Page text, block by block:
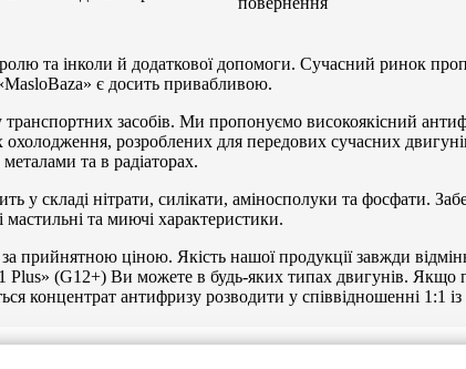
та інколи й додаткової допомоги. Сучасний ринок
є досить привабливою.
транспортних засобів. Ми пропонуємо високоякісний
розроблених для передових сучасних
та в радіаторах.
у складі нітрати, силікати, аміносполуки та фосфати.
та миючі характеристики.
прийнятною ціною. Якість нашої продукції завжди
(G12+) Ви можете в будь-яких типах двигунів. Якщо
концентрат антифризу розводити у співвідношенні 1:1 із